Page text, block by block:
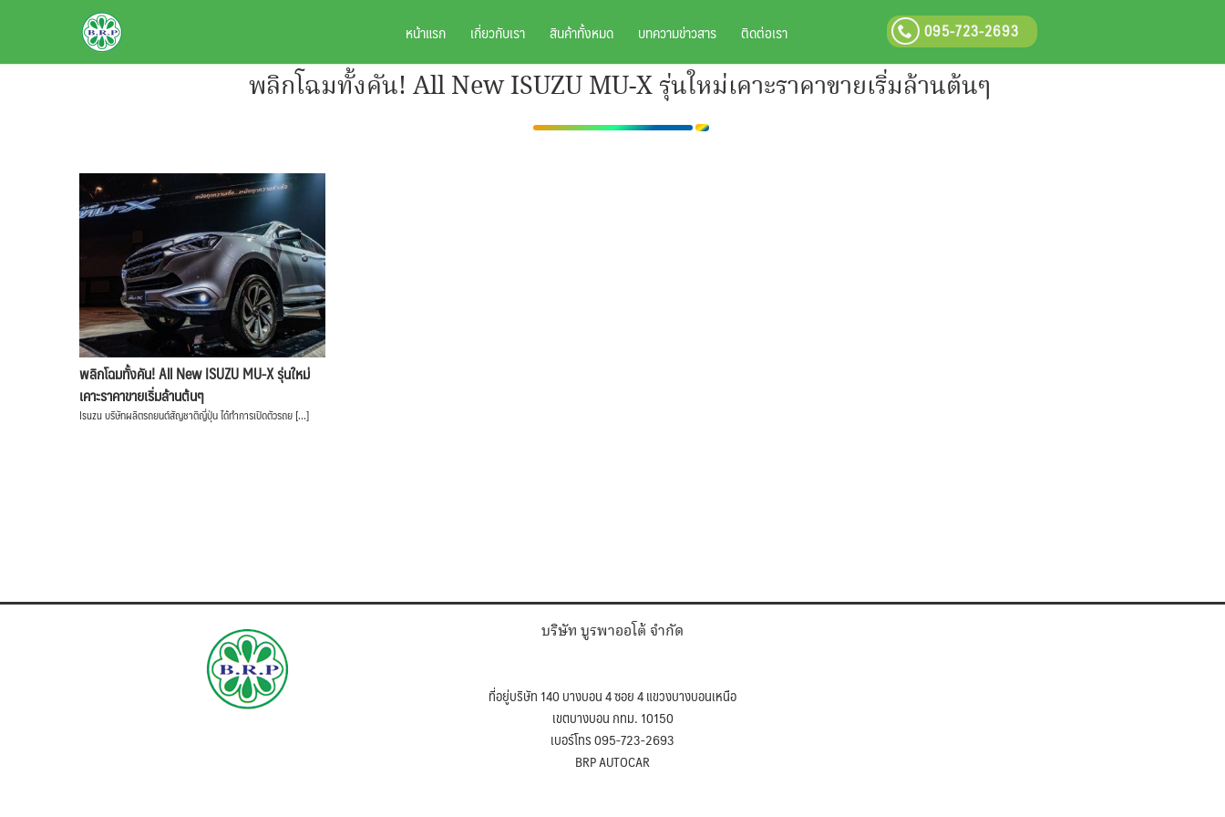
BRPAUTO.COM 095-723-2693
หน้าแรก เกี่ยวกับเรา สินค้าทั้งหมด บทความข่าวสาร ติดต่อเรา
พลิกโฉมทั้งคัน! All New ISUZU MU-X รุ่นใหม่เคาะราคาขายเริ่มล้านต้นๆ
พลิกโฉมทั้งคัน! All New ISUZU MU-X รุ่นใหม่
เคาะราคาขายเริ่มล้านต้นๆ
Isuzu บริษัทผลิตรถยนต์สัญชาติญี่ปุ่น ได้ทำการเปิดตัวรถย […]
บริษัท บูรพาออโต้ จำกัด
ที่อยู่บริษัท 140 บางบอน 4 ซอย 4 แขวงบางบอนเหนือ
เขตบางบอน กทม. 10150
เบอร์โทร 095-723-2693
BRP AUTOCAR